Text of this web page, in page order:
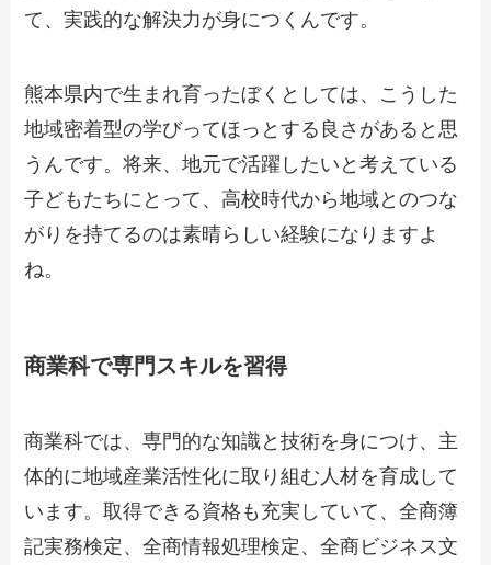
て、実践的な解決力が身につくんです。
熊本県内で生まれ育ったぼくとしては、こうした
地域密着型の学びってほっとする良さがあると思
うんです。将来、地元で活躍したいと考えている
子どもたちにとって、高校時代から地域とのつな
がりを持てるのは素晴らしい経験になりますよ
ね。
商業科で専門スキルを習得
商業科では、専門的な知識と技術を身につけ、主
体的に地域産業活性化に取り組む人材を育成して
います。取得できる資格も充実していて、全商簿
記実務検定、全商情報処理検定、全商ビジネス文